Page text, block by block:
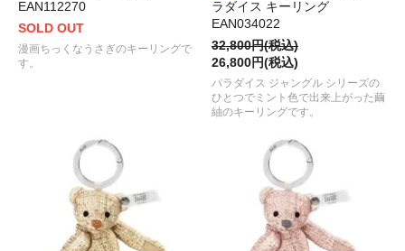
EAN112270
SOLD OUT
漫画ちっくなうさぎのキーリングで
す。
ラダイス キーリング
EAN034022
32,800円(税込)
26,800円(税込)
パラダイス ジャングル シリーズの
ひとつでミント色で出来上がった繭
紬のキーリングです。